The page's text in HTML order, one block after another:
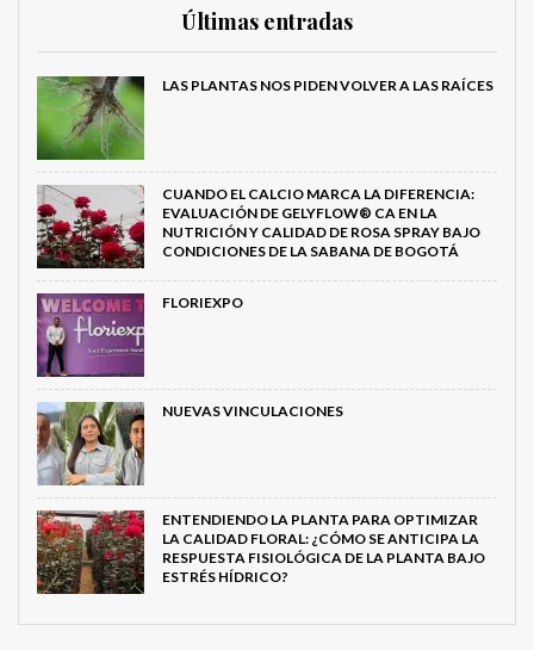
Últimas entradas
LAS PLANTAS NOS PIDEN VOLVER A LAS RAÍCES
CUANDO EL CALCIO MARCA LA DIFERENCIA:
EVALUACIÓN DE GELYFLOW® CA EN LA
NUTRICIÓN Y CALIDAD DE ROSA SPRAY BAJO
CONDICIONES DE LA SABANA DE BOGOTÁ
FLORIEXPO
NUEVAS VINCULACIONES
ENTENDIENDO LA PLANTA PARA OPTIMIZAR
LA CALIDAD FLORAL: ¿CÓMO SE ANTICIPA LA
RESPUESTA FISIOLÓGICA DE LA PLANTA BAJO
ESTRÉS HÍDRICO?